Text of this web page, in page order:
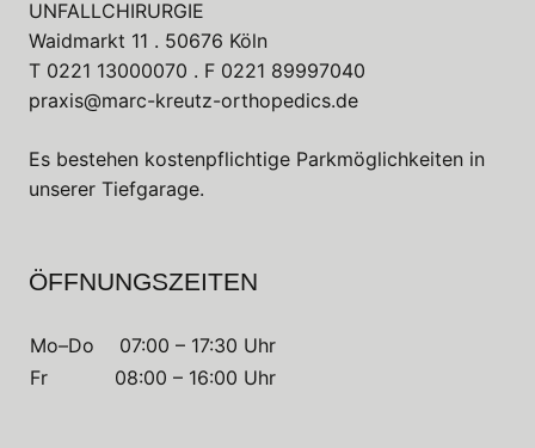
UNFALLCHIRURGIE
Waidmarkt 11 . 50676 Köln
T 0221 13000070 . F 0221 89997040
praxis@marc-kreutz-orthopedics.de
Es bestehen kostenpflichtige Parkmöglichkeiten in
unserer Tiefgarage.
ÖFFNUNGSZEITEN
Mo–Do
07:00 – 17:30 Uhr
Fr
08:00 – 16:00 Uhr